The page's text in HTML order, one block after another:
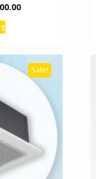
Current
Sale!